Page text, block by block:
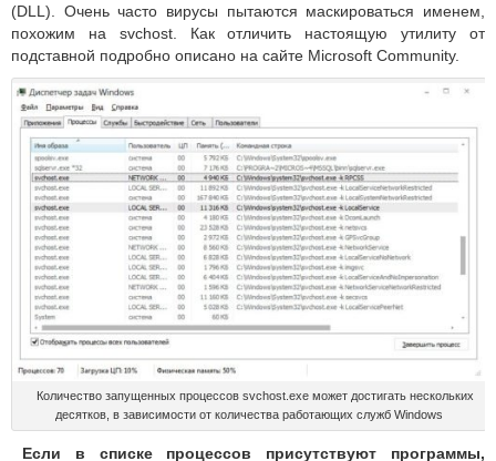
(DLL). Очень часто вирусы пытаются маскироваться именем,
похожим на svchost. Как отличить настоящую утилиту от
подставной подробно описано на сайте Microsoft Community.
Количество запущенных процессов svchost.exe может достигать нескольких
десятков, в зависимости от количества работающих служб Windows
Если в списке процессов присутствуют программы,